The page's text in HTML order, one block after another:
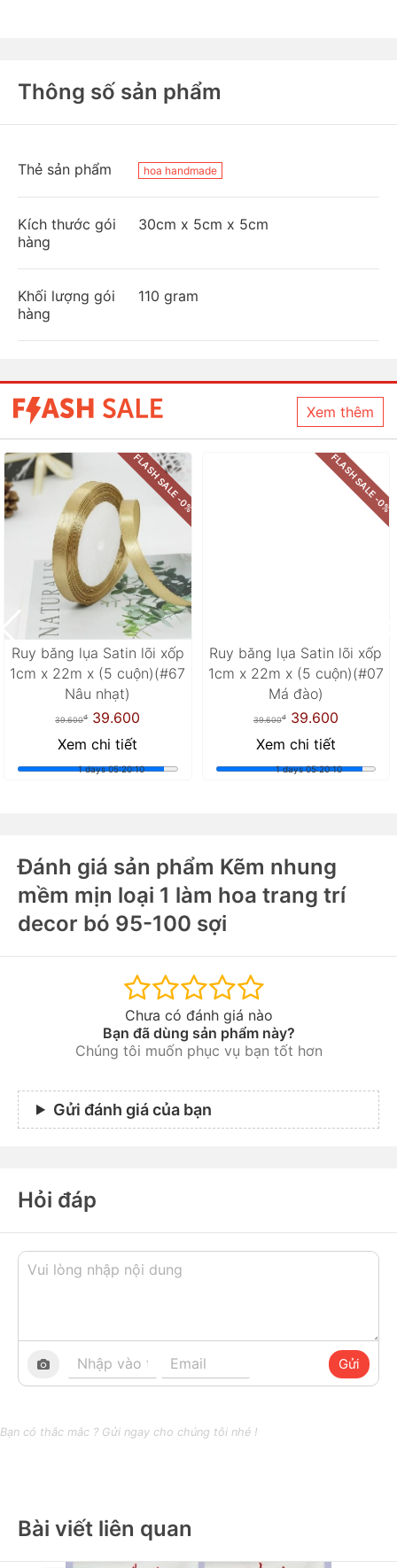
Thông số sản phẩm
Thẻ sản phẩm hoa handmade
Kích thước gói
hàng
30cm x 5cm x 5cm
Khối lượng gói
hàng
110 gram
Xem thêm
Ruy băng lụa Satin lõi xốp
1cm x 22m x (5 cuộn)(#67
Nâu nhạt)
39.600đ39.600
Xem chi tiết
FLASH SALE -0%
1 days 05:20:08
Ruy băng lụa Satin lõi xốp
1cm x 22m x (5 cuộn)(#07
Má đào)
39.600đ39.600
Xem chi tiết
FLASH SALE -0%
1 days 05:20:08
Đánh giá sản phẩm Kẽm nhung
mềm mịn loại 1 làm hoa trang trí
decor bó 95-100 sợi
Chưa có đánh giá nào
Bạn đã dùng sản phẩm này?
Chúng tôi muốn phục vụ bạn tốt hơn
Gửi đánh giá của bạn
Hỏi đáp
Gửi
Bạn có thắc mắc ? Gửi ngay cho chúng tôi nhé !
Bài viết liên quan